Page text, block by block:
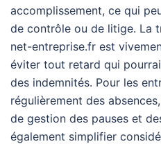
accomplissement, ce qui
de contrôle ou de litige. La
net-entreprise.fr est
éviter tout retard qui
des indemnités. Pour les
régulièrement des
de gestion des pauses et
également simplifier